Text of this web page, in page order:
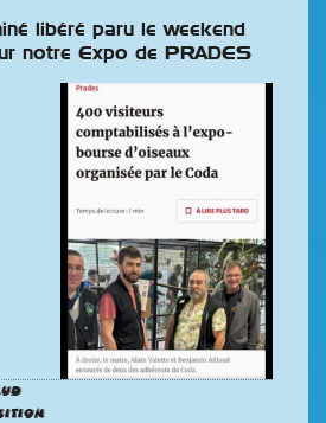
libéré paru le weekend
notre Expo de PRADES